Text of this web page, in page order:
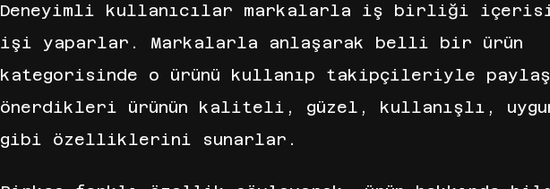
Deneyimli kullanıcılar markalarla iş birliği
işi yaparlar. Markalarla anlaşarak belli bir ürün
kategorisinde o ürünü kullanıp takipçileriyle
önerdikleri ürünün kaliteli, güzel, kullanışlı,
gibi özelliklerini sunarlar.